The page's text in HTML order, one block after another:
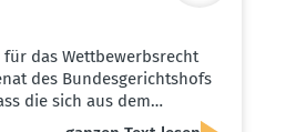
das Wettbewerbsrecht
des Bundesgerichtshofs
die sich aus dem…